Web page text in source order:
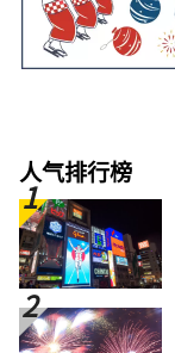
人气排行榜